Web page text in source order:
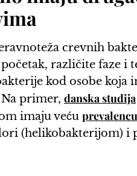
crevnih
različite faze i
kod osobe koja
primer, danska studija
imaju veću prevalencu
(helikobakterijom) i